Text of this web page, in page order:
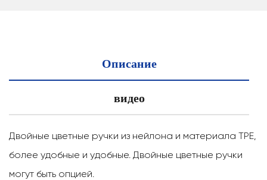
Описание
видео
Двойные цветные ручки из нейлона и материала TPE,
более удобные и удобные. Двойные цветные ручки
могут быть опцией.